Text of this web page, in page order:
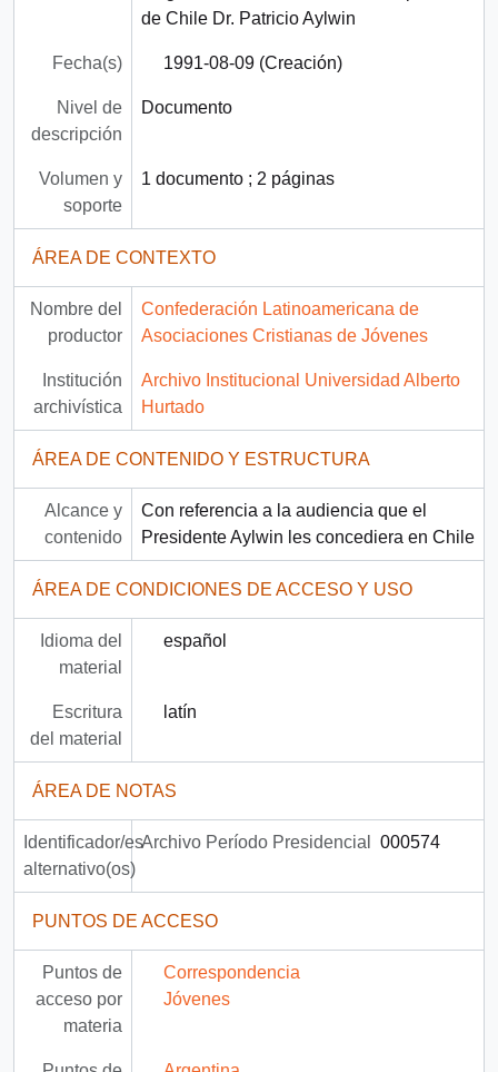
de Chile Dr. Patricio Aylwin
Fecha(s) 1991-08-09 (Creación)
Nivel de
descripción
Documento
Volumen y
soporte
1 documento ; 2 páginas
ÁREA DE CONTEXTO
Nombre del
productor
Confederación Latinoamericana de
Asociaciones Cristianas de Jóvenes
Institución
archivística
Archivo Institucional Universidad Alberto
Hurtado
ÁREA DE CONTENIDO Y ESTRUCTURA
Alcance y
contenido
Con referencia a la audiencia que el
Presidente Aylwin les concediera en Chile
ÁREA DE CONDICIONES DE ACCESO Y USO
Idioma del
material
español
Escritura
del material
latín
ÁREA DE NOTAS
Identificador/es
alternativo(os)
Archivo Período Presidencial 000574
PUNTOS DE ACCESO
Puntos de
acceso por
materia
Correspondencia
Jóvenes